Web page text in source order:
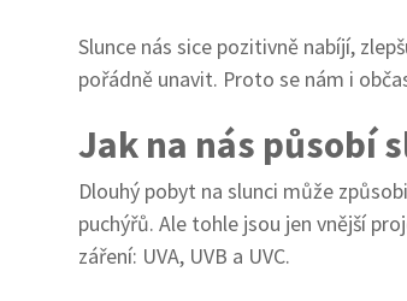
Slunce nás sice pozitivně nabíjí,
pořádně unavit. Proto se nám i
Jak na nás působí
Dlouhý pobyt na slunci může
puchýřů. Ale tohle jsou jen vnější
záření: UVA, UVB a UVC.